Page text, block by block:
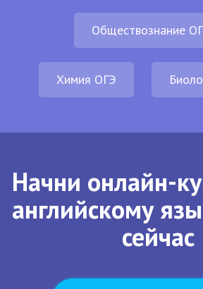
Обществознание
Химия ОГЭ
Начни онлайн-
английскому
сейчас